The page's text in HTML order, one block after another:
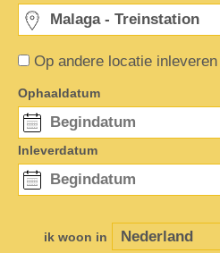
Op andere locatie inleveren
Ophaaldatum
Inleverdatum
ik woon in